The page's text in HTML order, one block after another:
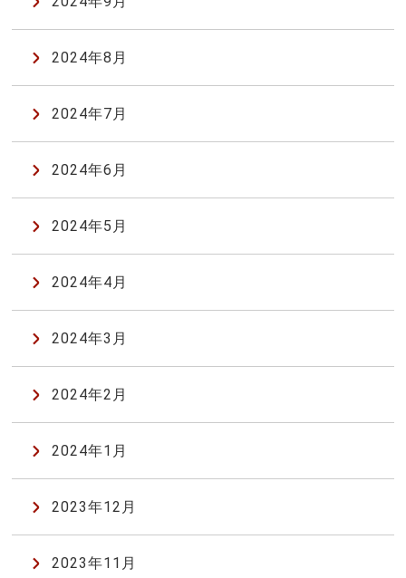
2024年8月
2024年7月
2024年6月
2024年5月
2024年4月
2024年3月
2024年2月
2024年1月
2023年12月
2023年11月